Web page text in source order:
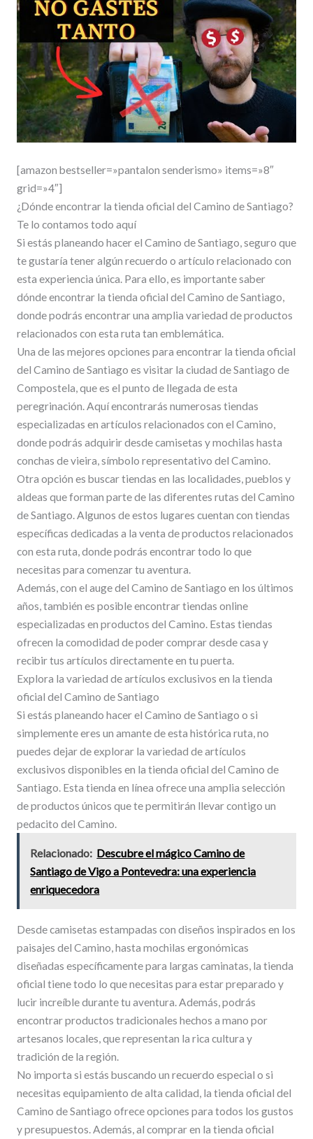
[amazon bestseller=»pantalon senderismo» items=»8″
grid=»4″]
¿Dónde encontrar la tienda oficial del Camino de Santiago?
Te lo contamos todo aquí
Si estás planeando hacer el Camino de Santiago, seguro que
te gustaría tener algún recuerdo o artículo relacionado con
esta experiencia única. Para ello, es importante saber
dónde encontrar la tienda oficial del Camino de Santiago,
donde podrás encontrar una amplia variedad de productos
relacionados con esta ruta tan emblemática.
Una de las mejores opciones para encontrar la tienda oficial
del Camino de Santiago es visitar la ciudad de Santiago de
Compostela, que es el punto de llegada de esta
peregrinación. Aquí encontrarás numerosas tiendas
especializadas en artículos relacionados con el Camino,
donde podrás adquirir desde camisetas y mochilas hasta
conchas de vieira, símbolo representativo del Camino.
Otra opción es buscar tiendas en las localidades, pueblos y
aldeas que forman parte de las diferentes rutas del Camino
de Santiago. Algunos de estos lugares cuentan con tiendas
específicas dedicadas a la venta de productos relacionados
con esta ruta, donde podrás encontrar todo lo que
necesitas para comenzar tu aventura.
Además, con el auge del Camino de Santiago en los últimos
años, también es posible encontrar tiendas online
especializadas en productos del Camino. Estas tiendas
ofrecen la comodidad de poder comprar desde casa y
recibir tus artículos directamente en tu puerta.
Explora la variedad de artículos exclusivos en la tienda
oficial del Camino de Santiago
Si estás planeando hacer el Camino de Santiago o si
simplemente eres un amante de esta histórica ruta, no
puedes dejar de explorar la variedad de artículos
exclusivos disponibles en la tienda oficial del Camino de
Santiago. Esta tienda en línea ofrece una amplia selección
de productos únicos que te permitirán llevar contigo un
pedacito del Camino.
Relacionado: Descubre el mágico Camino de
Santiago de Vigo a Pontevedra: una experiencia
enriquecedora
Desde camisetas estampadas con diseños inspirados en los
paisajes del Camino, hasta mochilas ergonómicas
diseñadas específicamente para largas caminatas, la tienda
oficial tiene todo lo que necesitas para estar preparado y
lucir increíble durante tu aventura. Además, podrás
encontrar productos tradicionales hechos a mano por
artesanos locales, que representan la rica cultura y
tradición de la región.
No importa si estás buscando un recuerdo especial o si
necesitas equipamiento de alta calidad, la tienda oficial del
Camino de Santiago ofrece opciones para todos los gustos
y presupuestos. Además, al comprar en la tienda oficial